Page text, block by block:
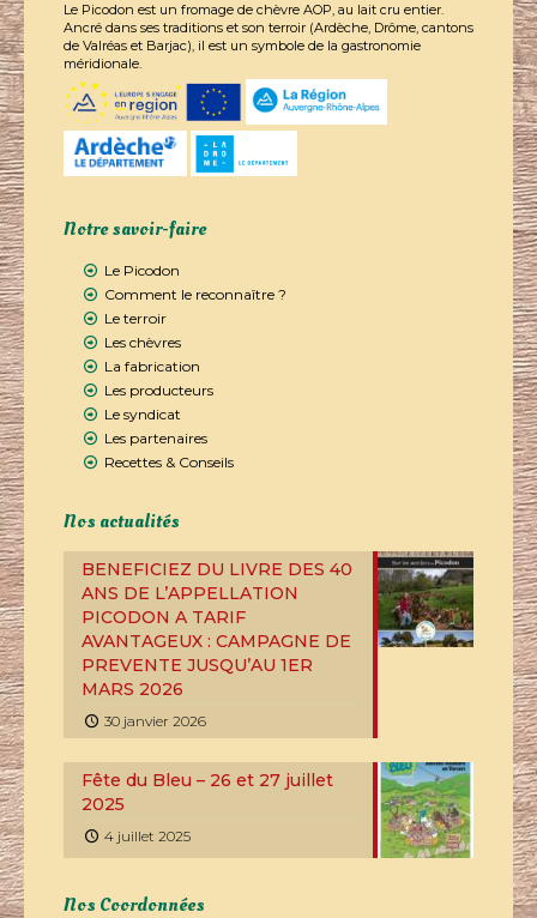
Le Picodon est un fromage de chèvre AOP, au lait cru entier.
Ancré dans ses traditions et son terroir (Ardèche, Drôme, cantons
de Valréas et Barjac), il est un symbole de la gastronomie
méridionale.
Notre savoir-faire
Le Picodon
Comment le reconnaître ?
Le terroir
Les chèvres
La fabrication
Les producteurs
Le syndicat
Les partenaires
Recettes & Conseils
Nos actualités
BENEFICIEZ DU LIVRE DES 40
ANS DE L’APPELLATION
PICODON A TARIF
AVANTAGEUX : CAMPAGNE DE
PREVENTE JUSQU’AU 1ER
MARS 2026
30 janvier 2026
Fête du Bleu – 26 et 27 juillet
2025
4 juillet 2025
Nos Coordonnées